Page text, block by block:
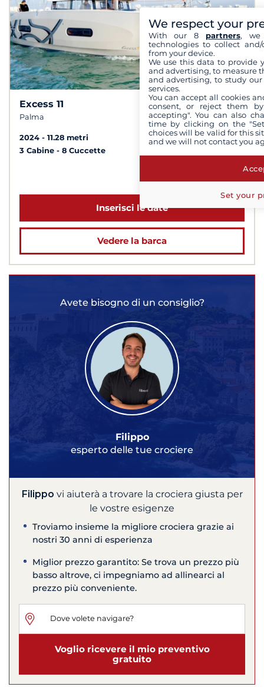
Excess 11
Palma
7,7 /10
2024
11.28 metri
3 Cabine
8 Cuccette
Inserisci le date
Vedere la barca
Avete bisogno di un consiglio?
Filippo
esperto delle tue crociere
Filippo vi aiuterà a trovare la crociera giusta per
le vostre esigenze
Troviamo insieme la migliore crociera grazie ai
nostri 30 anni di esperienza
Miglior prezzo garantito: Se trova un prezzo più
basso altrove, ci impegniamo ad allinearci al
prezzo più conveniente.
Voglio ricevere il mio preventivo
gratuito
We respect your
With our 8 partners, we
technologies to collect
from your device.
We use this data to provide
and advertising, to measure
and advertising, to study
services.
You can accept all cookies
consent, or reject them
accepting". You can also
time by clicking on the
choices will be valid for this
and we will not contact you
Set your